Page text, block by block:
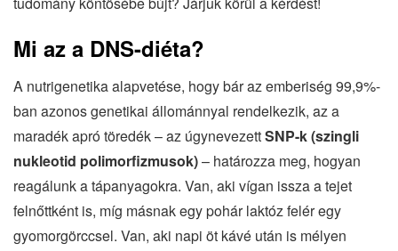
Mi az a DNS-diéta?
A nutrigenetika alapvetése, hogy bár az emberiség 99,9%-
ban azonos genetikai állománnyal rendelkezik, az a
maradék apró töredék – az úgynevezettSNP-k (szingli
nukleotid polimorfizmusok)– határozza meg, hogyan
reagálunk a tápanyagokra. Van, aki vígan issza a tejet
felnőttként is, míg másnak egy pohár laktóz felér egy
gyomorgörccsel. Van, aki napi öt kávé után is mélyen